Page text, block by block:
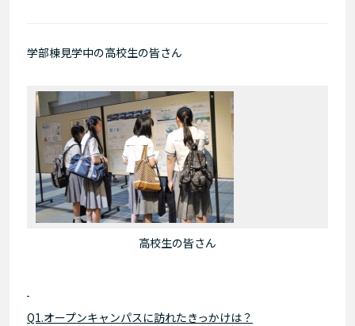
学部棟見学中の高校生の皆さん
高校生の皆さん
Q1.オープンキャンパスに訪れたきっかけは？